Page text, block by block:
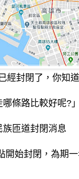
經封閉了，你知道
條路比較好呢?」
匝道封閉消息
始封閉，為期